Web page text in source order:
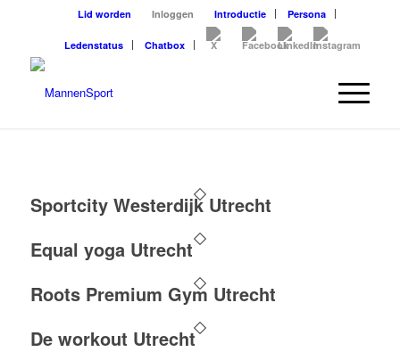
Lid worden Inloggen Introductie Persona
Ledenstatus Chatbox
Sportcity Westerdijk Utrecht
Equal yoga Utrecht
Roots Premium Gym Utrecht
De workout Utrecht